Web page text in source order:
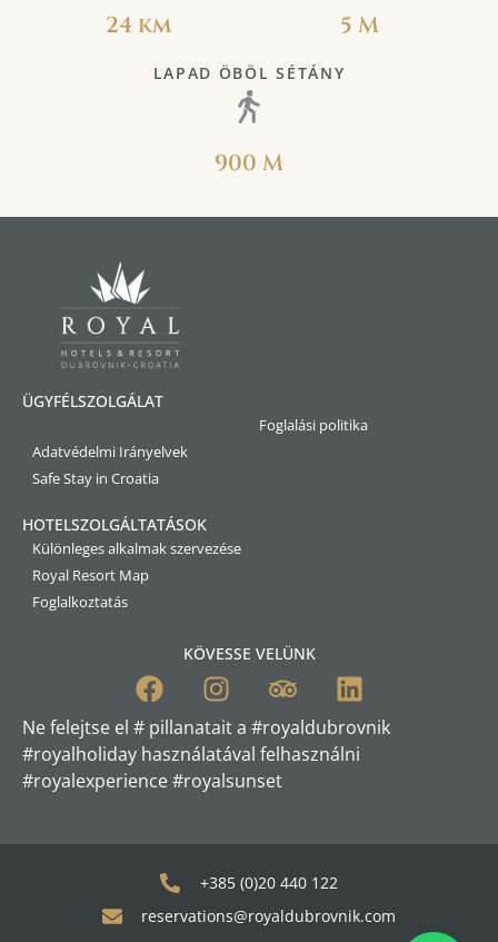
24 km 5 M
LAPAD ÖBÖL SÉTÁNY
900 M
ÜGYFÉLSZOLGÁLAT
Foglalási politika
Adatvédelmi Irányelvek
Safe Stay in Croatia
HOTELSZOLGÁLTATÁSOK
Különleges alkalmak szervezése
Royal Resort Map
Foglalkoztatás
KÖVESSE VELÜNK
Ne felejtse el # pillanatait a #royaldubrovnik
#royalholiday használatával felhasználni
#royalexperience #royalsunset
+385 (0)20 440 122
reservations@royaldubrovnik.com